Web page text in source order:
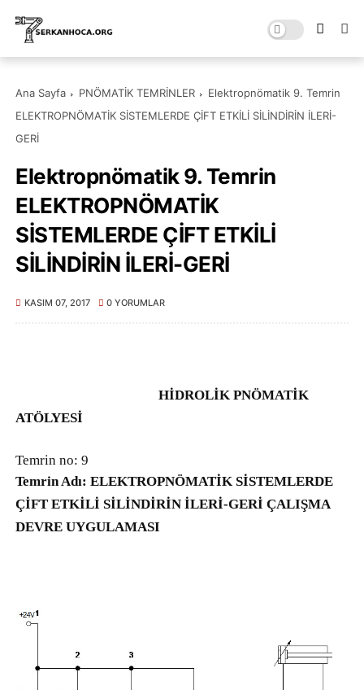
Ana Sayfa PNÖMATİK TEMRİNLER
Elektropnömatik 9. Temrin
ELEKTROPNÖMATİK SİSTEMLERDE ÇİFT ETKİLİ SİLİNDİRİN İLERİ-
GERİ
Elektropnömatik 9. Temrin
ELEKTROPNÖMATİK
SİSTEMLERDE ÇİFT ETKİLİ
SİLİNDİRİN İLERİ-GERİ
KASIM 07, 2017 0 YORUMLAR
HİDROLİK PNÖMATİK
ATÖLYESİ
Temrin no: 9
Temrin Adı: ELEKTROPNÖMATİK SİSTEMLERDE
ÇİFT ETKİLİ SİLİNDİRİN İLERİ-GERİ ÇALIŞMA
DEVRE UYGULAMASI